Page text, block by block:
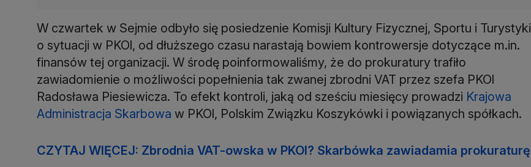
W czwartek w Sejmie odbyło się posiedzenie Komisji Kultury Fizycznej, Sportu i Turystyki
o sytuacji w PKOl, od dłuższego czasu narastają bowiem kontrowersje dotyczące m.in.
finansów tej organizacji. W środę poinformowaliśmy, że do prokuratury trafiło
zawiadomienie o możliwości popełnienia tak zwanej zbrodni VAT przez szefa PKOl
Radosława Piesiewicza. To efekt kontroli, jaką od sześciu miesięcy prowadzi Krajowa
Administracja Skarbowa w PKOl, Polskim Związku Koszykówki i powiązanych spółkach.
CZYTAJ WIĘCEJ: Zbrodnia VAT-owska w PKOl? Skarbówka zawiadamia prokuraturę